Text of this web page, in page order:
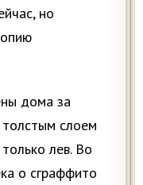
но
дома за
слоем
лев. Во
о сграффито